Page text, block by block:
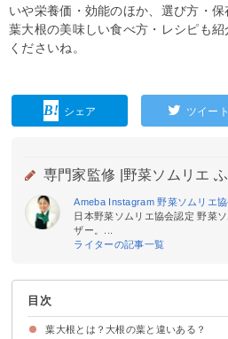
いや栄養価・効能のほか、選び方・保
葉大根の美味しい食べ方・レシピも
くださいね。
シェア ツイート
専門家監修 | 野菜ソムリエ
Ameba Instagram 野菜ソムリエ
日本野菜ソムリエ協会認定 野菜
ザー。...
ライターの記事一覧
目次
葉大根とは？大根の葉と違いある？